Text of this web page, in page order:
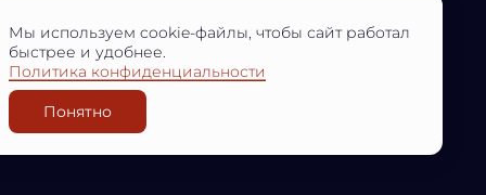
Мы используем cookie-файлы, чтобы сайт работал
быстрее и удобнее.
Политика конфиденциальности
Понятно